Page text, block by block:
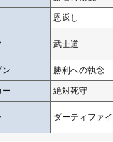
恩返し
武士道
ン 勝利への執念
ー 絶対死守
ダーティファ